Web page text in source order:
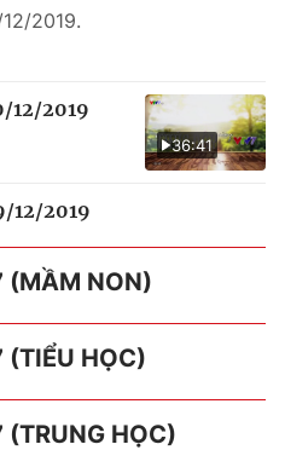
2019.
36:41
12/2019
12/2019
(MẦM NON)
(TIỂU HỌC)
HỌC)